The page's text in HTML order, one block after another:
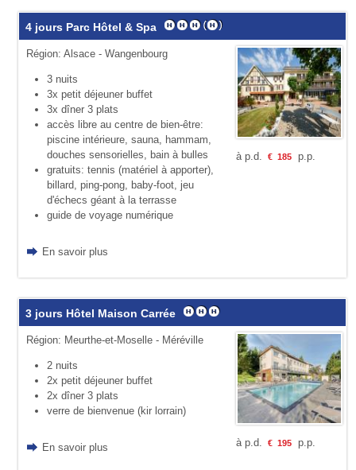
4 jours Parc Hôtel & Spa
Région: Alsace - Wangenbourg
3 nuits
3x petit déjeuner buffet
3x dîner 3 plats
accès libre au centre de bien-être:
piscine intérieure, sauna, hammam,
douches sensorielles, bain à bulles
gratuits: tennis (maté­riel à apporter),
billard, ping-pong, baby-foot, jeu
d'échecs géant à la terras­se
guide de voyage numérique
En savoir plus
à p.d. € 185p.p.
3 jours Hôtel Maison Carrée
Région: Meurthe-et-Moselle - Méréville
2 nuits
2x petit déjeuner buffet
2x dîner 3 plats
verre de bienvenue (kir lorrain)
En savoir plus à p.d. € 195p.p.